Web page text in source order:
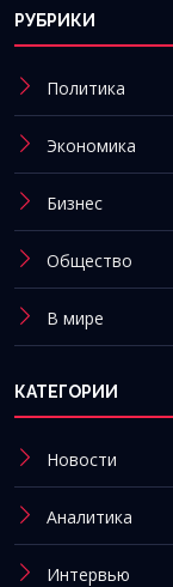
РУБРИКИ
Политика
Экономика
Бизнес
Общество
В мире
КАТЕГОРИИ
Новости
Аналитика
Интервью